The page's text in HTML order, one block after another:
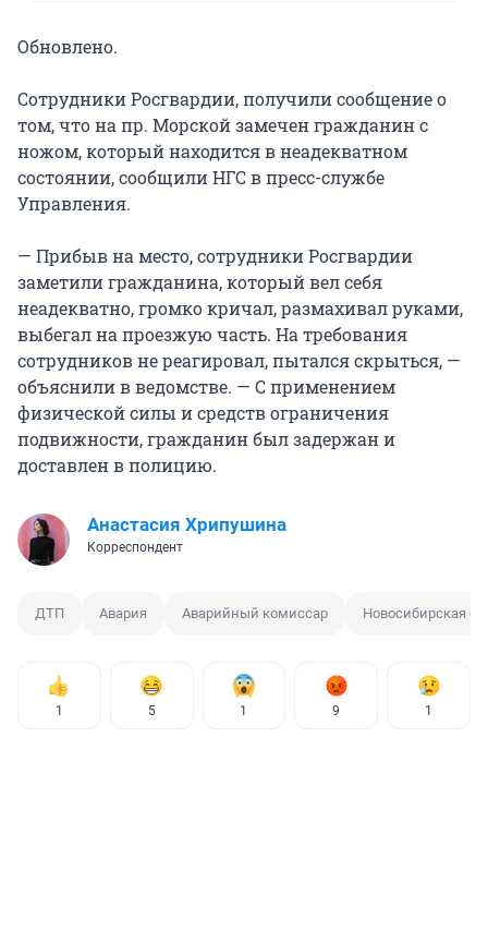
Обновлено.
Сотрудники Росгвардии, получили сообщение о
том, что на пр. Морской замечен гражданин с
ножом, который находится в неадекватном
состоянии, сообщили НГС в пресс-службе
Управления.
— Прибыв на место, сотрудники Росгвардии
заметили гражданина, который вел себя
неадекватно, громко кричал, размахивал руками,
выбегал на проезжую часть. На требования
сотрудников не реагировал, пытался скрыться, —
объяснили в ведомстве. — С применением
физической силы и средств ограничения
подвижности, гражданин был задержан и
доставлен в полицию.
Анастасия Хрипушина
Корреспондент
ДТП Авария Аварийный комиссар Новосибирская
1 5 1 9 1